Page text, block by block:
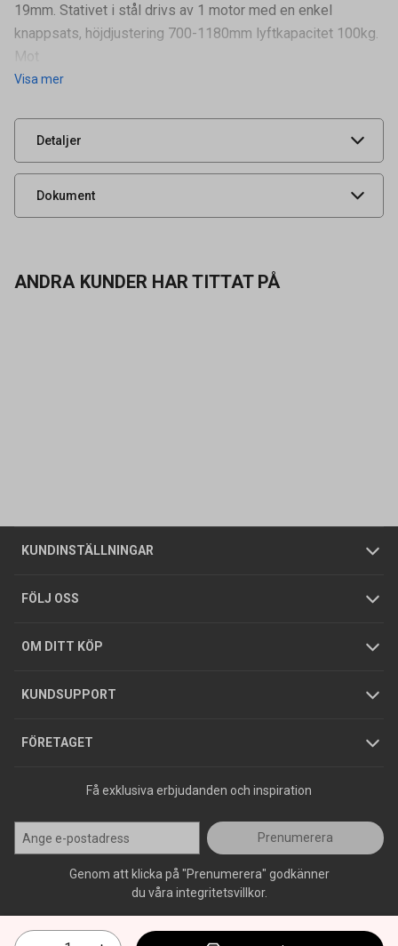
19mm. Stativet i stål drivs av 1 motor med en enkel
knappsats, höjdjustering 700-1180mm lyftkapacitet 100kg.
Mot
Visa mer
Detaljer
Artikelnummer
Leverantörens
UNSPSC 56101700
Dokument
Produktdatablad
ANDRA KUNDER HAR TITTAT PÅ
KUNDINSTÄLLNINGAR
Företagskund / Privatkund
FÖLJ OSS
OM DITT KÖP
Allmänna försäljningsvillkor
Integritetspolicy
GDPR
KUNDSUPPORT
Butiker
Foldrar och kataloger
Köpguider
Varumärken
FÖRETAGET
Om oss
Tjänster
Hållbarhet
Jobba hos oss
Press
Få exklusiva erbjudanden och inspiration
Prenumerera
Genom att klicka på "Prenumerera" godkänner
du våra integritetsvillkor.